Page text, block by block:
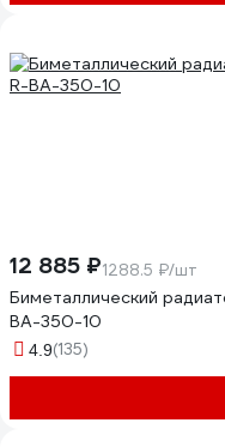
12 885 ₽1288.5 ₽/шт
Биметаллический
BA-350-10
4.9(135)